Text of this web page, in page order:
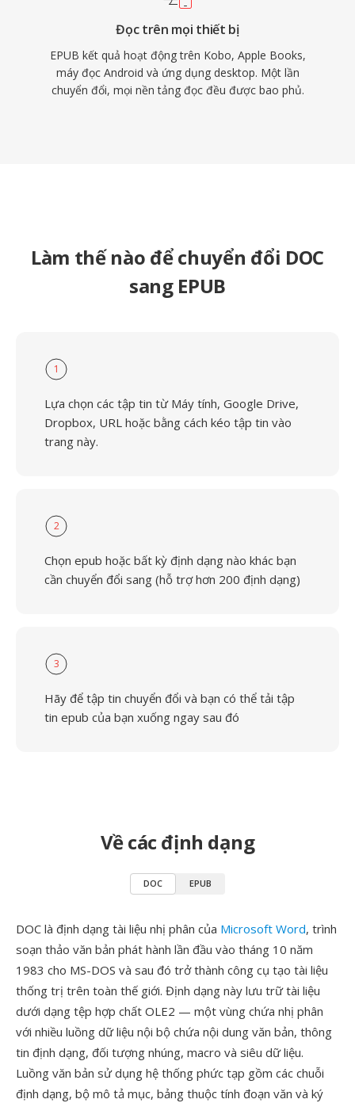
Đọc trên mọi thiết bị
EPUB kết quả hoạt động trên Kobo, Apple Books,
máy đọc Android và ứng dụng desktop. Một lần
chuyển đổi, mọi nền tảng đọc đều được bao phủ.
Làm thế nào để chuyển đổi DOC
sang EPUB
1
Lựa chọn các tập tin từ Máy tính, Google Drive,
Dropbox, URL hoặc bằng cách kéo tập tin vào
trang này.
2
Chọn epub hoặc bất kỳ định dạng nào khác bạn
cần chuyển đổi sang (hỗ trợ hơn 200 định dạng)
3
Hãy để tập tin chuyển đổi và bạn có thể tải tập
tin epub của bạn xuống ngay sau đó
Về các định dạng
DOC EPUB
DOC là định dạng tài liệu nhị phân của Microsoft Word, trình
soạn thảo văn bản phát hành lần đầu vào tháng 10 năm
1983 cho MS-DOS và sau đó trở thành công cụ tạo tài liệu
thống trị trên toàn thế giới. Định dạng này lưu trữ tài liệu
dưới dạng tệp hợp chất OLE2 — một vùng chứa nhị phân
với nhiều luồng dữ liệu nội bộ chứa nội dung văn bản, thông
tin định dạng, đối tượng nhúng, macro và siêu dữ liệu.
Luồng văn bản sử dụng hệ thống phức tạp gồm các chuỗi
định dạng, bộ mô tả mục, bảng thuộc tính đoạn văn và ký